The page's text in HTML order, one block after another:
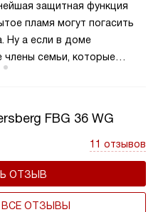
защитная функция
пламя могут погасить
Ну а если в доме
семьи, которые
FBG 36 WG
11 отзывов
ОТЗЫВ
ОТЗЫВЫ